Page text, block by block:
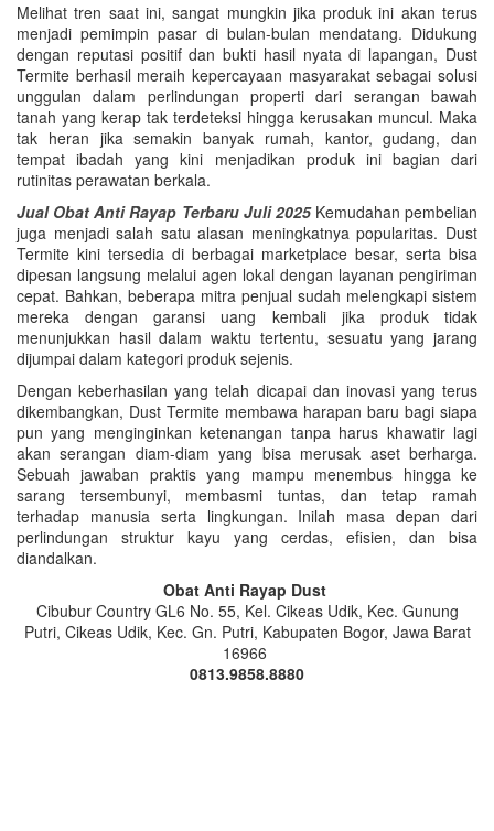
Melihat tren saat ini, sangat mungkin jika produk ini akan terus
menjadi pemimpin pasar di bulan-bulan mendatang. Didukung
dengan reputasi positif dan bukti hasil nyata di lapangan, Dust
Termite berhasil meraih kepercayaan masyarakat sebagai solusi
unggulan dalam perlindungan properti dari serangan bawah
tanah yang kerap tak terdeteksi hingga kerusakan muncul. Maka
tak heran jika semakin banyak rumah, kantor, gudang, dan
tempat ibadah yang kini menjadikan produk ini bagian dari
rutinitas perawatan berkala.
Jual Obat Anti Rayap Terbaru Juli 2025Kemudahan pembelian
juga menjadi salah satu alasan meningkatnya popularitas. Dust
Termite kini tersedia di berbagai marketplace besar, serta bisa
dipesan langsung melalui agen lokal dengan layanan pengiriman
cepat. Bahkan, beberapa mitra penjual sudah melengkapi sistem
mereka dengan garansi uang kembali jika produk tidak
menunjukkan hasil dalam waktu tertentu, sesuatu yang jarang
dijumpai dalam kategori produk sejenis.
Dengan keberhasilan yang telah dicapai dan inovasi yang terus
dikembangkan, Dust Termite membawa harapan baru bagi siapa
pun yang menginginkan ketenangan tanpa harus khawatir lagi
akan serangan diam-diam yang bisa merusak aset berharga.
Sebuah jawaban praktis yang mampu menembus hingga ke
sarang tersembunyi, membasmi tuntas, dan tetap ramah
terhadap manusia serta lingkungan. Inilah masa depan dari
perlindungan struktur kayu yang cerdas, efisien, dan bisa
diandalkan.
Obat Anti Rayap Dust
Cibubur Country GL6 No. 55, Kel. Cikeas Udik, Kec. Gunung
Putri, Cikeas Udik, Kec. Gn. Putri, Kabupaten Bogor, Jawa Barat
16966
0813.9858.8880